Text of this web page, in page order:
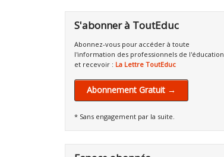
S'abonner à ToutEduc
Abonnez-vous pour accéder à toute
l'information des professionnels de l'éducation
et recevoir : La Lettre ToutEduc
Abonnement Gratuit →
* Sans engagement par la suite.